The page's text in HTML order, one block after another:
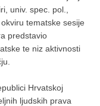
univ. spec. pol.,
tematske sesije
predstavio
te niz aktivnosti
Hrvatskoj
ljudskih prava